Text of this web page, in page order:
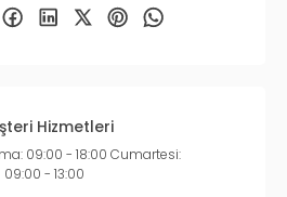
Hizmetleri
09:00 - 18:00 Cumartesi:
09:00 - 13:00